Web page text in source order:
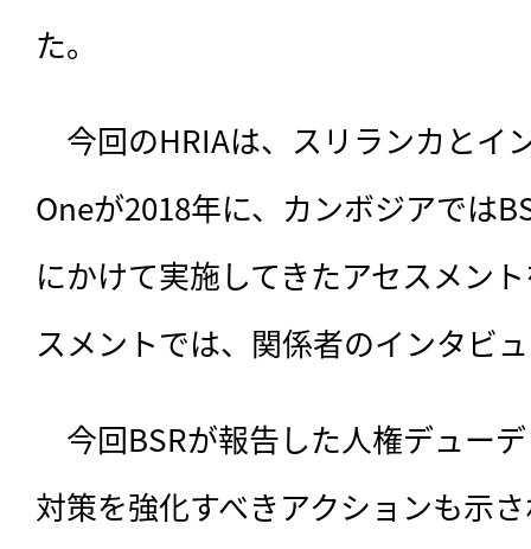
た。
今回のHRIAは、スリランカとイ
Oneが2018年に、カンボジアでは
にかけて実施してきたアセスメン
スメントでは、関係者のインタビ
今回BSRが報告した人権デュー
対策を強化すべきアクションも示